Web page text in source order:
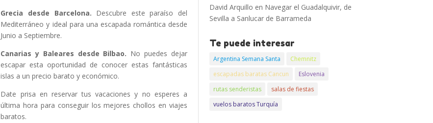
Grecia desde Barcelona. Descubre este paraíso del
Mediterráneo y ideal para una escapada romántica desde
Junio a Septiembre.
Canarias y Baleares desde Bilbao. No puedes dejar
escapar esta oportunidad de conocer estas fantásticas
islas a un precio barato y económico.
Date prisa en reservar tus vacaciones y no esperes a
última hora para conseguir los mejores chollos en viajes
baratos.
David Arquillo en Navegar el Guadalquivir, de
Sevilla a Sanlucar de Barrameda
Te puede interesar
Argentina Semana Santa
Chemnitz
escapadas baratas Cancun
Eslovenia
rutas senderistas
salas de fiestas
vuelos baratos Turquía